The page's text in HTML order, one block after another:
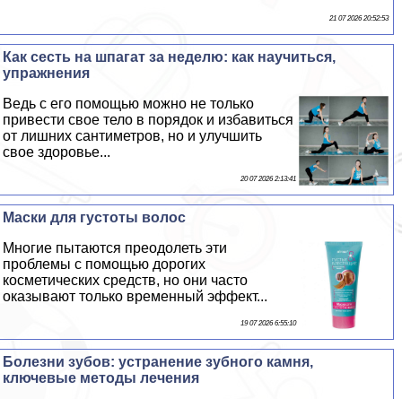
21 07 2026 20:52:53
Как сесть на шпагат за неделю: как научиться,
упражнения
Ведь с его помощью можно не только
привести свое тело в порядок и избавиться
от лишних сантиметров, но и улучшить
свое здоровье...
20 07 2026 2:13:41
Маски для густоты волос
Многие пытаются преодолеть эти
проблемы с помощью дорогих
косметических средств, но они часто
оказывают только временный эффект...
19 07 2026 6:55:10
Болезни зубов: устранение зубного камня,
ключевые методы лечения